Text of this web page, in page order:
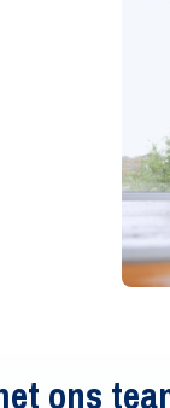
ons